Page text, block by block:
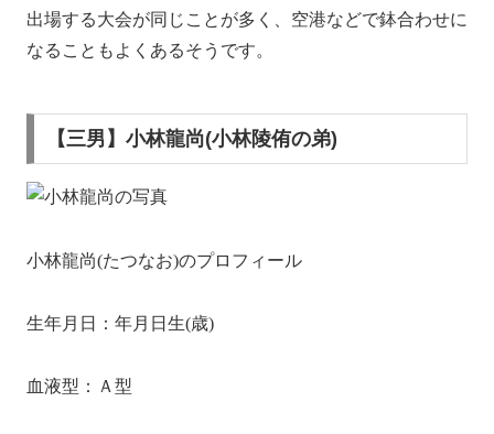
出場する大会が同じことが多く、空港などで鉢合わせに
なることもよくあるそうです。
【三男】小林龍尚(小林陵侑の弟)
小林龍尚(たつなお)のプロフィール
生年月日：2001年8月10日生(20歳)
血液型：Ａ型